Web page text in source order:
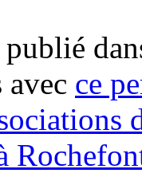
publié
ce